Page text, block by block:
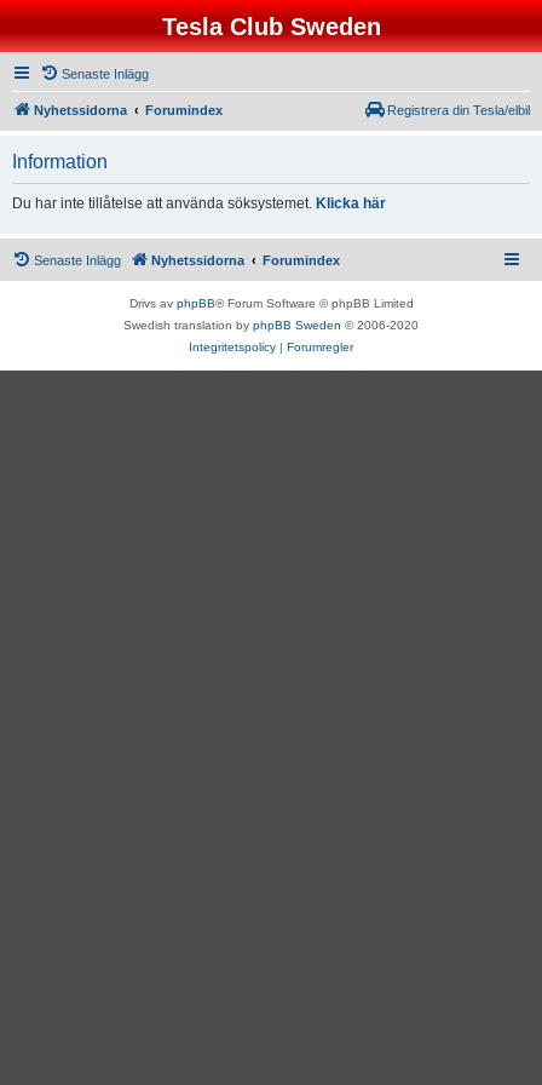
Tesla Club Sweden
Senaste Inlägg
Nyhetssidorna Forumindex Registrera din Tesla/elbil
Information
Du har inte tillåtelse att använda söksystemet. Klicka här
Senaste Inlägg Nyhetssidorna Forumindex
Drivs av phpBB® Forum Software © phpBB Limited
Swedish translation by phpBB Sweden © 2006-2020
Integritetspolicy | Forumregler